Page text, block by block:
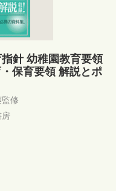
針 幼稚園教育要領
保育要領 解説とポ
修
房